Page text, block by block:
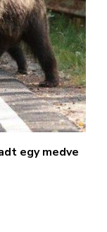
egy medve